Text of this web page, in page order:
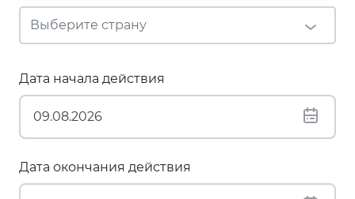
Дата начала действия
Дата окончания действия